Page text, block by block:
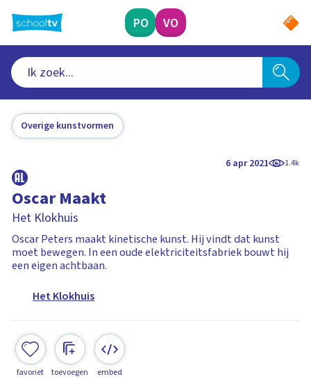
naar
hoofdinhoud
PO VO
Overige kunstvormen
6 apr 2021 1.4k
Oscar Maakt
Het Klokhuis
Oscar Peters maakt kinetische kunst. Hij vindt dat kunst
moet bewegen. In een oude elektriciteitsfabriek bouwt hij
een eigen achtbaan.
Het Klokhuis
favoriet toevoegen embed